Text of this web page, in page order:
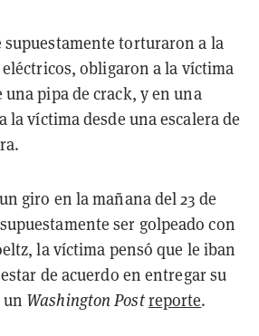
supuestamente torturaron a la
obligaron a la víctima
una pipa de crack, y en una
la víctima desde una escalera de
giro en la mañana del 23 de
ser golpeado con
la víctima pensó que le iban
de acuerdo en entregar su
un Washington Postreporte.